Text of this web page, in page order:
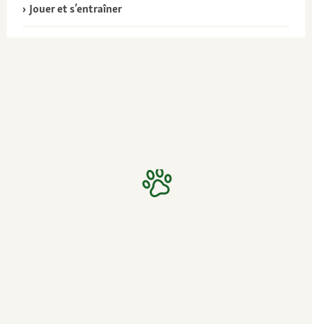
Jouer et s’entraîner